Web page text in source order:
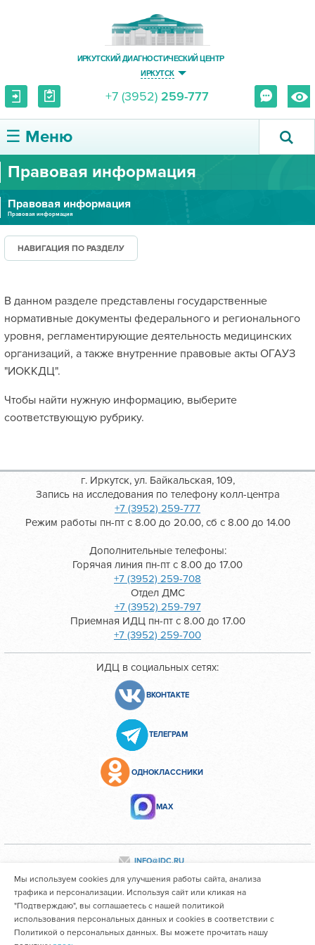
ИРКУТСКИЙ ДИАГНОСТИЧЕСКИЙ ЦЕНТР
ИРКУТСК
+7 (3952) 259-777
☰ Меню
О ЦЕНТРЕ
УСЛУГИ И ЦЕНЫ
ПАЦИЕНТУ
ПРАВОВАЯ ИНФОРМАЦИЯ
Правовая информация
Правовая информация
Правовая информация
НАВИГАЦИЯ ПО РАЗДЕЛУ
В данном разделе представлены государственные
нормативные документы федерального и регионального
уровня, регламентирующие деятельность медицинских
организаций, а также внутренние правовые акты ОГАУЗ
"ИОККДЦ".
Чтобы найти нужную информацию, выберите
соответствующую рубрику.
г. Иркутск, ул. Байкальская, 109,
Запись на исследования по телефону колл-центра
+7 (3952) 259-777
Режим работы пн-пт с 8.00 до 20.00, сб с 8.00 до 14.00
Дополнительные телефоны:
Горячая линия пн-пт с 8.00 до 17.00
+7 (3952) 259-708
Отдел ДМС
+7 (3952) 259-797
Приемная ИДЦ пн-пт с 8.00 до 17.00
+7 (3952) 259-700
ИДЦ в социальных сетях:
ВКОНТАКТЕ
ТЕЛЕГРАМ
ОДНОКЛАССНИКИ
МАХ
INFO@IDC.RU
Все персональные данные сотрудников размещены с их
согласия
Мы используем cookies для улучшения работы сайта, анализа
трафика и персонализации. Используя сайт или кликая на
"Подтверждаю", вы соглашаетесь с нашей политикой
использования персональных данных и cookies в соответствии с
Политикой о персональных данных. Вы можете прочитать нашу